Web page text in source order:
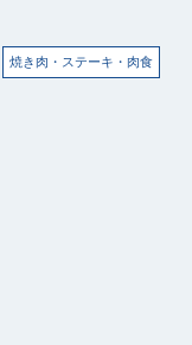
焼き肉・ステーキ・肉食